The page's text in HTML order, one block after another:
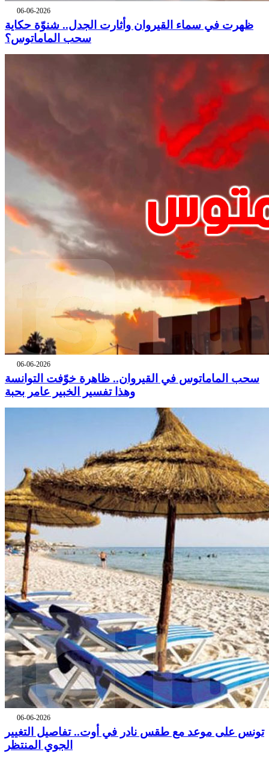
06-06-2026
ظهرت في سماء القيروان وأثارت الجدل.. شنوّة حكاية
سحب الماماتوس؟
06-06-2026
سحب الماماتوس في القيروان.. ظاهرة خوّفت التوانسة
وهذا تفسير الخبير عامر بحبة
06-06-2026
تونس على موعد مع طقس نادر في أوت.. تفاصيل التغيير
الجوي المنتظر